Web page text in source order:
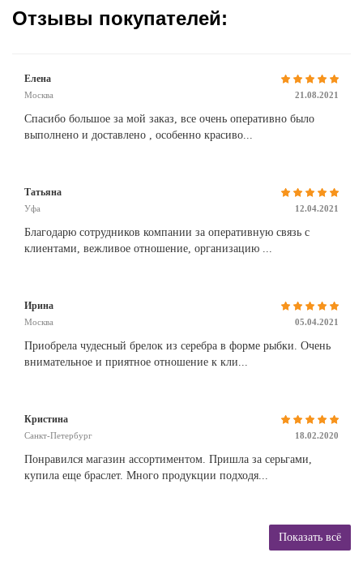
Отзывы покупателей:
Елена
Москва 21.08.2021
Спасибо большое за мой заказ, все очень оперативно было
выполнено и доставлено , особенно красиво...
Татьяна
Уфа 12.04.2021
Благодарю сотрудников компании за оперативную связь с
клиентами, вежливое отношение, организацию ...
Ирина
Москва 05.04.2021
Приобрела чудесный брелок из серебра в форме рыбки. Очень
внимательное и приятное отношение к кли...
Кристина
Санкт-Петербург 18.02.2020
Понравился магазин ассортиментом. Пришла за серьгами,
купила еще браслет. Много продукции подходя...
Показать всё